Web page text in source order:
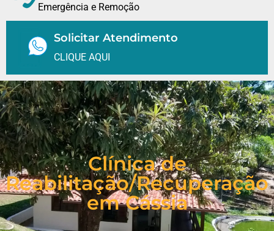
Emergência e Remoção
Solicitar Atendimento
CLIQUE AQUI
Clínica de
Reabilitação/Recuperação
em Cássia